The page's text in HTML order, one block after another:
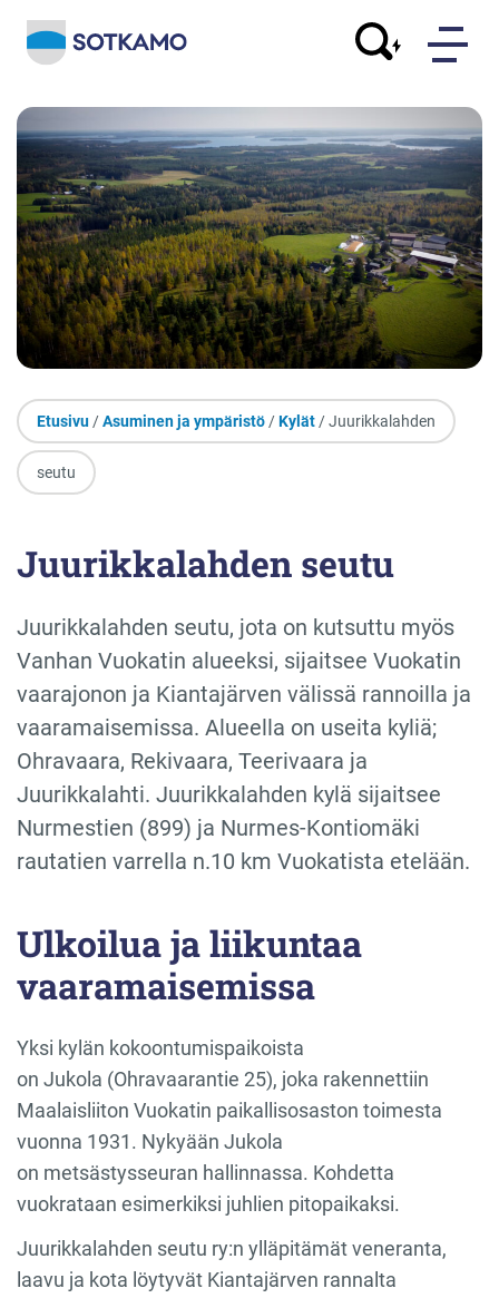
Etusivu /Asuminen ja ympäristö /Kylät / Juurikkalahden
seutu
Juurikkalahden seutu
Juurikkalahden seutu, jota on kutsuttu myös
Vanhan Vuokatin alueeksi, sijaitsee Vuokatin
vaarajonon ja Kiantajärven välissä rannoilla ja
vaaramaisemissa. Alueella on useita kyliä;
Ohravaara, Rekivaara, Teerivaara ja
Juurikkalahti. Juurikkalahden kylä sijaitsee
Nurmestien (899) ja Nurmes-Kontiomäki
rautatien varrella n.10 km Vuokatista etelään.
Ulkoilua ja liikuntaa
vaaramaisemissa
Yksi kylän kokoontumispaikoista
on Jukola (Ohravaarantie 25), joka rakennettiin
Maalaisliiton Vuokatin paikallisosaston toimesta
vuonna 1931. Nykyään Jukola
on metsästysseuran hallinnassa. Kohdetta
vuokrataan esimerkiksi juhlien pitopaikaksi.
Juurikkalahden seutu ry:n ylläpitämät veneranta,
laavu ja kota löytyvät Kiantajärven rannalta